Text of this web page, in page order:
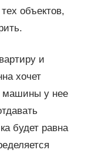
объектов,
и
хочет
машины у нее
будет равна